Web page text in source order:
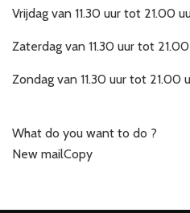
Vrijdag van 11.30 uur tot 21.00
Zaterdag van 11.30 uur tot
Zondag van 11.30 uur tot 21.00
What do you want to do ?
New mailCopy